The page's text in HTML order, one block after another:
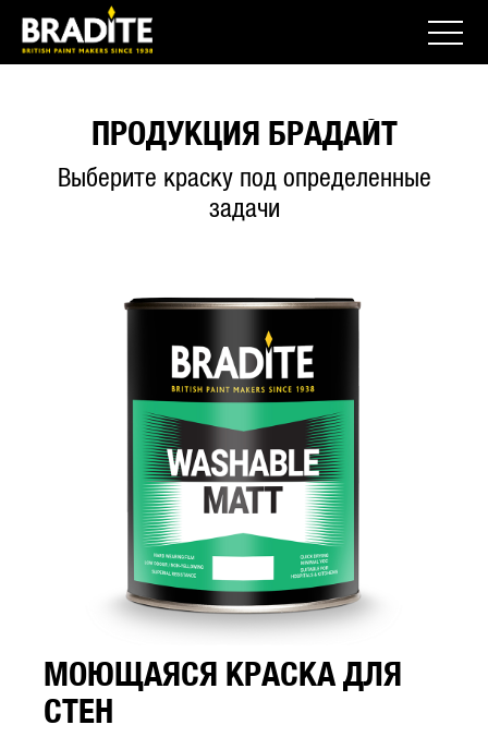
ПРОДУКЦИЯ БРАДАЙТ
Выберите краску под определенные
задачи
МОЮЩАЯСЯ КРАСКА ДЛЯ
СТЕН